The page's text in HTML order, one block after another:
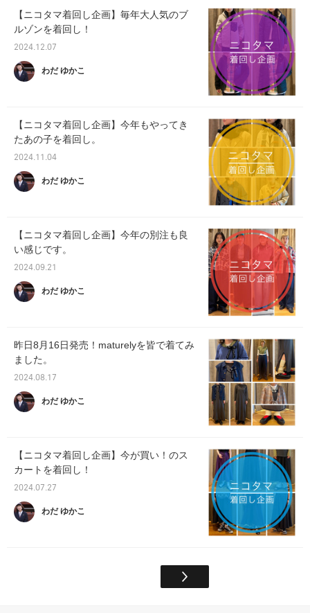
【ニコタマ着回し企画】毎年大人気のブ
ルゾンを着回し！
2024.12.07
わだ ゆかこ
【ニコタマ着回し企画】今年もやってき
たあの子を着回し。
2024.11.04
わだ ゆかこ
【ニコタマ着回し企画】今年の別注も良
い感じです。
2024.09.21
わだ ゆかこ
昨日8月16日発売！maturelyを皆で着てみ
ました。
2024.08.17
わだ ゆかこ
【ニコタマ着回し企画】今が買い！のス
カートを着回し！
2024.07.27
わだ ゆかこ